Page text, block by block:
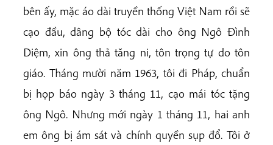
bên ấy, mặc áo dài truyền thống Việt Nam rồi sẽ
cạo đầu, dâng bộ tóc dài cho ông Ngô Đình
Diệm, xin ông thả tăng ni, tôn trọng tự do tôn
giáo. Tháng mười năm 1963, tôi đi Pháp, chuẩn
bị họp báo ngày 3 tháng 11, cạo mái tóc tặng
ông Ngô. Nhưng mới ngày 1 tháng 11, hai anh
em ông bị ám sát và chính quyền sụp đổ. Tôi ở